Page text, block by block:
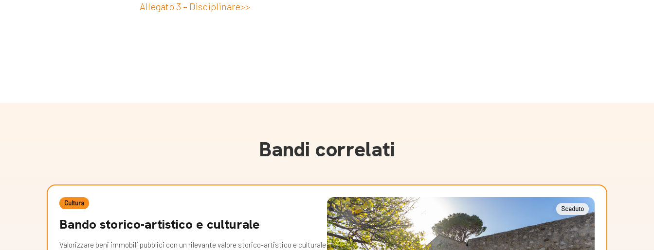
Allegato 3 – Disciplinare>>
Bandi correlati
Cultura
Bando storico-artistico e culturale
Valorizzare beni immobili pubblici con un rilevante valore storico-artistico e culturale
Scaduto